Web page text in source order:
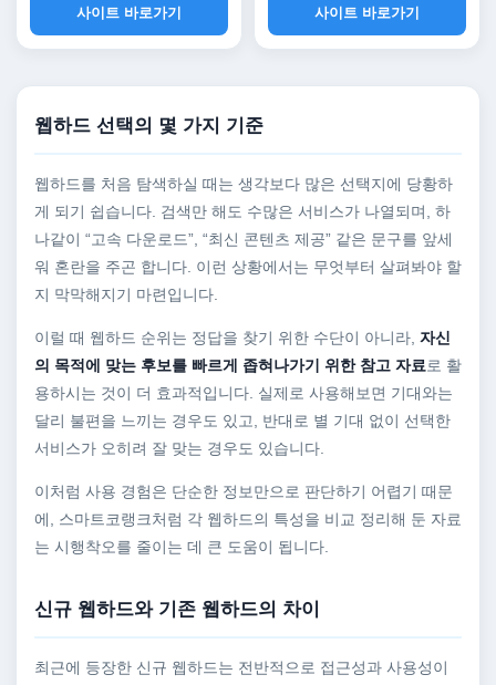
사이트 바로가기
사이트 바로가기
웹하드 선택의 몇 가지 기준
웹하드를 처음 탐색하실 때는 생각보다 많은 선택지에 당황하
게 되기 쉽습니다. 검색만 해도 수많은 서비스가 나열되며, 하
나같이 “고속 다운로드”, “최신 콘텐츠 제공” 같은 문구를 앞세
워 혼란을 주곤 합니다. 이런 상황에서는 무엇부터 살펴봐야 할
지 막막해지기 마련입니다.
이럴 때 웹하드 순위는 정답을 찾기 위한 수단이 아니라, 자신
의 목적에 맞는 후보를 빠르게 좁혀나가기 위한 참고 자료로 활
용하시는 것이 더 효과적입니다. 실제로 사용해보면 기대와는
달리 불편을 느끼는 경우도 있고, 반대로 별 기대 없이 선택한
서비스가 오히려 잘 맞는 경우도 있습니다.
이처럼 사용 경험은 단순한 정보만으로 판단하기 어렵기 때문
에, 스마트코랭크처럼 각 웹하드의 특성을 비교 정리해 둔 자료
는 시행착오를 줄이는 데 큰 도움이 됩니다.
신규 웹하드와 기존 웹하드의 차이
최근에 등장한 신규 웹하드는 전반적으로 접근성과 사용성이